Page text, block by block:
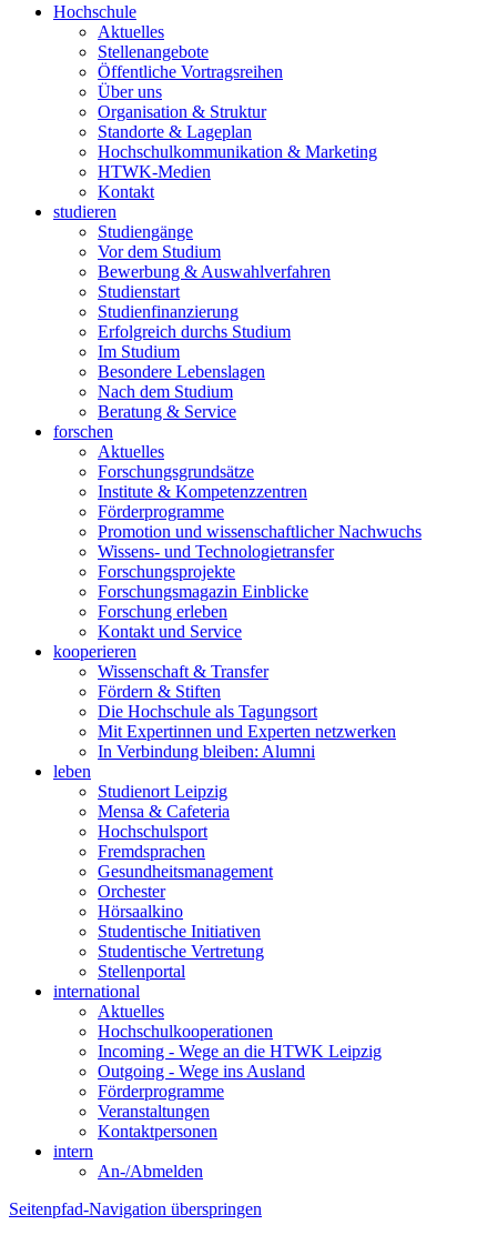
Hochschule
Aktuelles
Stellenangebote
Öffentliche Vortragsreihen
Über uns
Organisation & Struktur
Standorte & Lageplan
Hochschulkommunikation & Marketing
HTWK-Medien
Kontakt
studieren
Studiengänge
Vor dem Studium
Bewerbung & Auswahlverfahren
Studienstart
Studienfinanzierung
Erfolgreich durchs Studium
Im Studium
Besondere Lebenslagen
Nach dem Studium
Beratung & Service
forschen
Aktuelles
Forschungsgrundsätze
Institute & Kompetenzzentren
Förderprogramme
Promotion und wissenschaftlicher Nachwuchs
Wissens- und Technologietransfer
Forschungsprojekte
Forschungsmagazin Einblicke
Forschung erleben
Kontakt und Service
kooperieren
Wissenschaft & Transfer
Fördern & Stiften
Die Hochschule als Tagungsort
Mit Expertinnen und Experten netzwerken
In Verbindung bleiben: Alumni
leben
Studienort Leipzig
Mensa & Cafeteria
Hochschulsport
Fremdsprachen
Gesundheitsmanagement
Orchester
Hörsaalkino
Studentische Initiativen
Studentische Vertretung
Stellenportal
international
Aktuelles
Hochschulkooperationen
Incoming - Wege an die HTWK Leipzig
Outgoing - Wege ins Ausland
Förderprogramme
Veranstaltungen
Kontaktpersonen
intern
An-/Abmelden
Seitenpfad-Navigation überspringen